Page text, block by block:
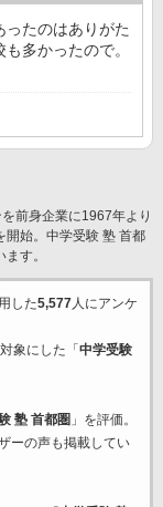
たのはありがた
多かったので。
前身企業に1967年より
開始。中学受験 塾 首都
す。
した5,577人にアンケ
象にした「 中学受験
塾 首都圏 」を評価。
ーの声も掲載してい